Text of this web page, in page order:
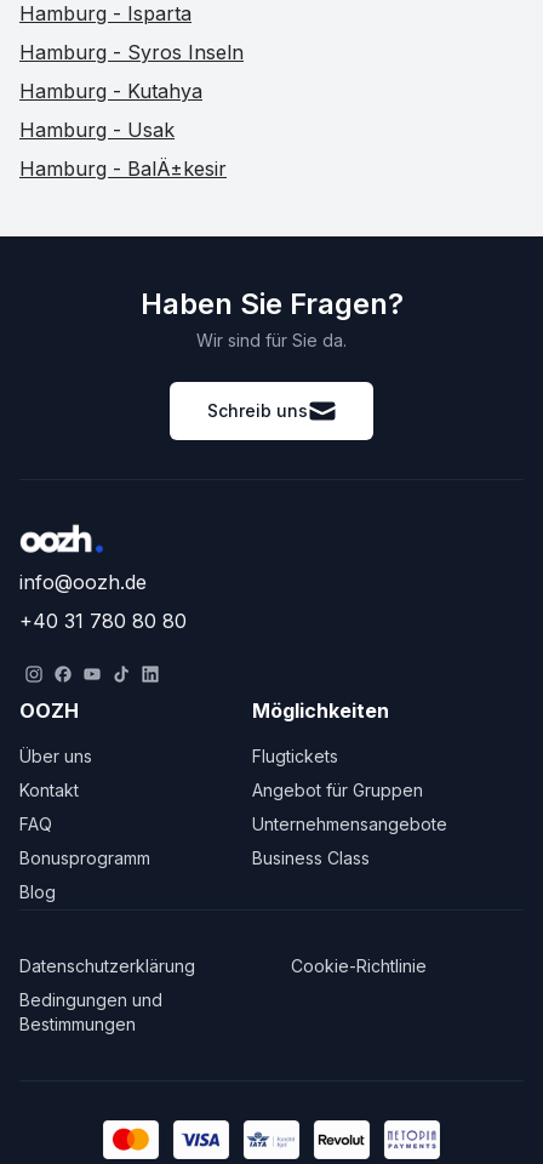
Hamburg - Isparta
Hamburg - Syros Inseln
Hamburg - Kutahya
Hamburg - Usak
Hamburg - BalÄ±kesir
Haben Sie Fragen?
Wir sind für Sie da.
Schreib uns
info@oozh.de
+40 31 780 80 80
OOZH
Über uns
Kontakt
FAQ
Bonusprogramm
Blog
Möglichkeiten
Flugtickets
Angebot für Gruppen
Unternehmensangebote
Business Class
Datenschutzerklärung
Cookie-Richtlinie
Bedingungen und
Bestimmungen